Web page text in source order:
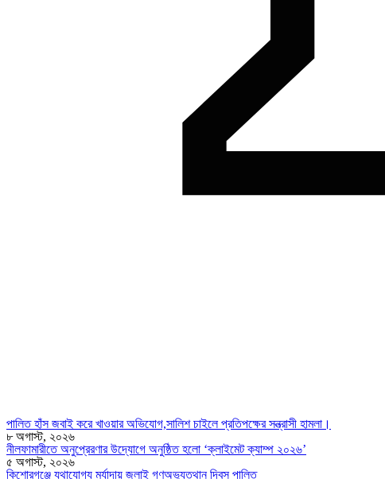
পালিত হাঁস জবাই করে খাওয়ার অভিযোগ,সালিশ চাইলে প্রতিপক্ষের সন্ত্রাসী হামলা।
৮ অগাস্ট, ২০২৬
নীলফামারীতে অনুপ্রেরণার উদ্যোগে অনুষ্ঠিত হলো ‘ক্লাইমেট ক্যাম্প ২০২৬’
৫ অগাস্ট, ২০২৬
কিশোরগঞ্জে যথাযোগ্য মর্যাদায় জুলাই গণঅভ্যুত্থান দিবস পালিত